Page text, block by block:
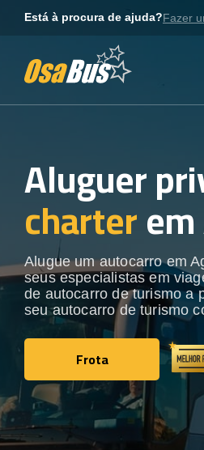
Está à procura de ajuda?Fazer
Aluguer
charter
Alugue um autocarro em
seus especialistas em
de autocarro de turismo a
seu autocarro de turismo
Frota
Frota